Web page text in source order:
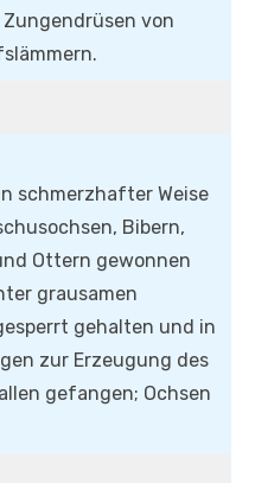
von
schmerzhafter Weise
Bibern,
Ottern gewonnen
grausamen
gehalten und in
zur Erzeugung des
gefangen; Ochsen